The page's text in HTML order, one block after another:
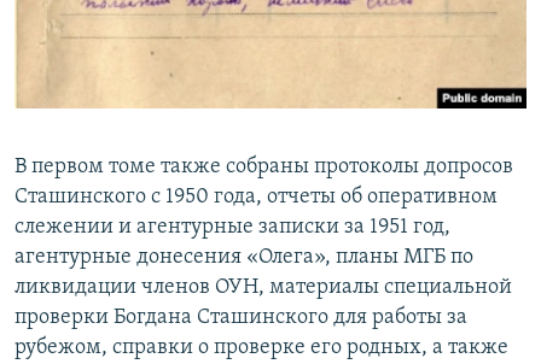
В первом томе также собраны протоколы допросов
Сташинского с 1950 года, отчеты об оперативном
слежении и агентурные записки за 1951 год,
агентурные донесения «Олега», планы МГБ по
ликвидации членов ОУН, материалы специальной
проверки Богдана Сташинского для работы за
рубежом, справки о проверке его родных, а также